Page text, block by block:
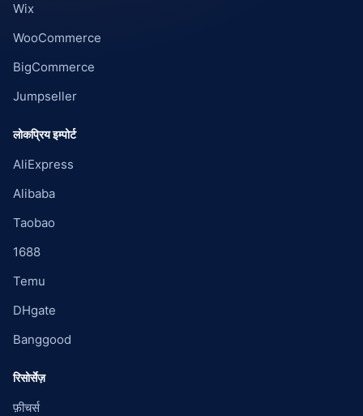
Wix
WooCommerce
BigCommerce
Jumpseller
लोकप्रिय इम्पोर्ट
AliExpress
Alibaba
Taobao
1688
Temu
DHgate
Banggood
रिसोर्सेज़
फ़ीचर्स